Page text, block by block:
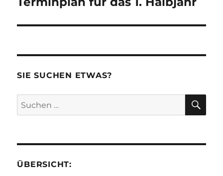
SIE SUCHEN ETWAS?
Suchen
nach:
ÜBERSICHT: